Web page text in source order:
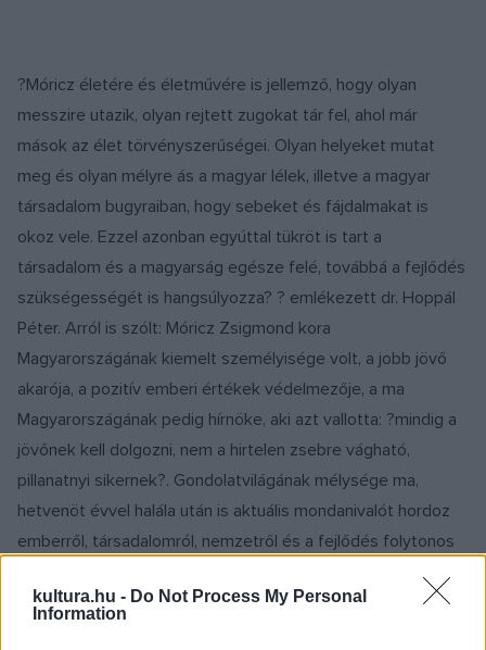
kultura.hu - Do Not Process My Personal
Information
?Móricz életére és életművére is jellemző, hogy olyan
messzire utazik, olyan rejtett zugokat tár fel, ahol már
mások az élet törvényszerűségei. Olyan helyeket mutat
meg és olyan mélyre ás a magyar lélek, illetve a magyar
társadalom bugyraiban, hogy sebeket és fájdalmakat is
okoz vele. Ezzel azonban egyúttal tükröt is tart a
társadalom és a magyarság egésze felé, továbbá a fejlődés
szükségességét is hangsúlyozza? ? emlékezett dr. Hoppál
Péter. Arról is szólt: Móricz Zsigmond kora
Magyarországának kiemelt személyisége volt, a jobb jövő
akarója, a pozitív emberi értékek védelmezője, a ma
Magyarországának pedig hírnöke, aki azt vallotta: ?mindig a
jövőnek kell dolgozni, nem a hirtelen zsebre vágható,
pillanatnyi sikernek?. Gondolatvilágának mélysége ma,
hetvenöt évvel halála után is aktuális mondanivalót hordoz
emberről, társadalomról, nemzetről és a fejlődés folytonos
szükségességéről. ?Ezért fontos, hogy a jelen és a jövő
számára is érthetővé tegyük életművét, és életben tartsuk